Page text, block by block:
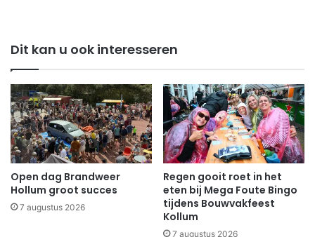
Dit kan u ook interesseren
Open dag Brandweer
Hollum groot succes
7 augustus 2026
Regen gooit roet in het
eten bij Mega Foute Bingo
tijdens Bouwvakfeest
Kollum
7 augustus 2026